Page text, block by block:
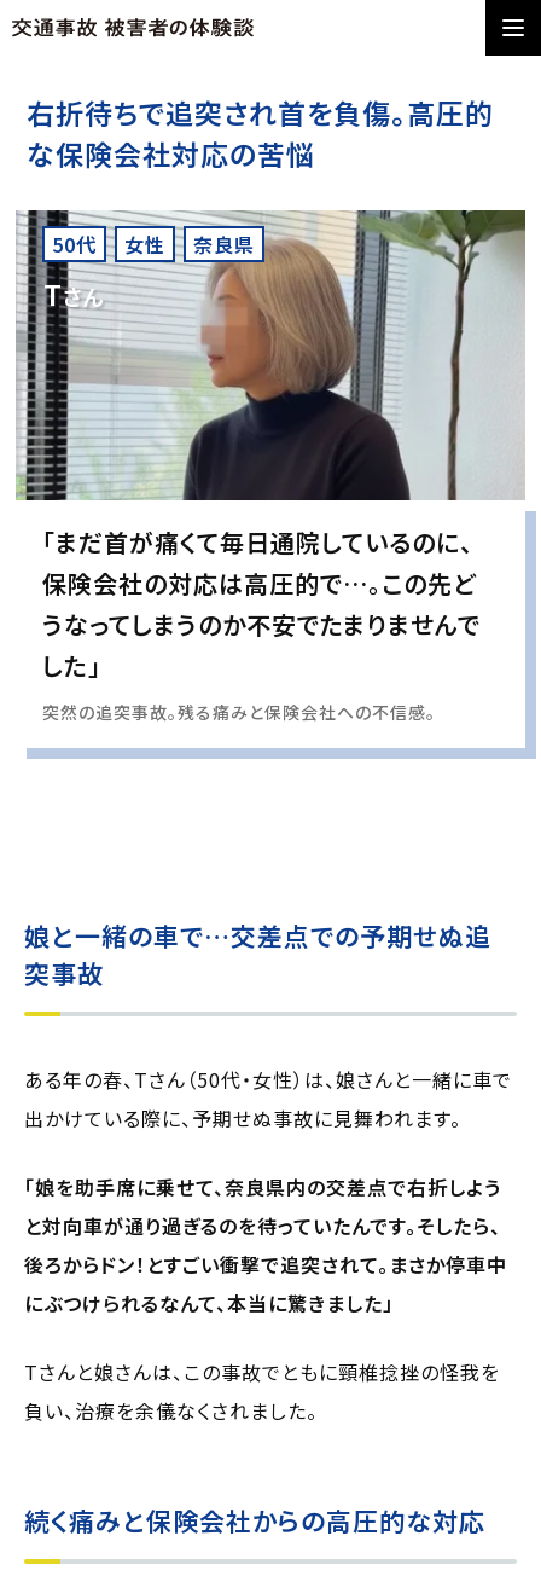
右折待ちで追突され首を負傷。高圧的
な保険会社対応の苦悩
50代 女性 奈良県
Tさん
「まだ首が痛くて毎日通院しているのに、
保険会社の対応は高圧的で…。この先ど
うなってしまうのか不安でたまりませんで
した」
突然の追突事故。残る痛みと保険会社への不信感。
娘と一緒の車で…交差点での予期せぬ追
突事故
ある年の春、Tさん（50代・女性）は、娘さんと一緒に車で
出かけている際に、予期せぬ事故に見舞われます。
「娘を助手席に乗せて、奈良県内の交差点で右折しよう
と対向車が通り過ぎるのを待っていたんです。そしたら、
後ろからドン！とすごい衝撃で追突されて。まさか停車中
にぶつけられるなんて、本当に驚きました」
Tさんと娘さんは、この事故でともに頸椎捻挫の怪我を
負い、治療を余儀なくされました。
続く痛みと保険会社からの高圧的な対応